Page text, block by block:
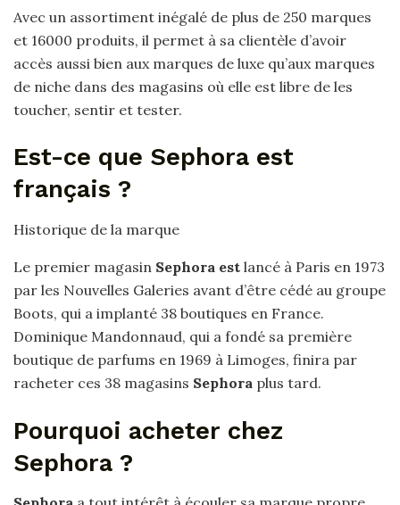
Avec un assortiment inégalé de plus de 250 marques
et 16000 produits, il permet à sa clientèle d’avoir
accès aussi bien aux marques de luxe qu’aux marques
de niche dans des magasins où elle est libre de les
toucher, sentir et tester.
Est-ce que Sephora est
français ?
Historique de la marque
Le premier magasin Sephora est lancé à Paris en 1973
par les Nouvelles Galeries avant d’être cédé au groupe
Boots, qui a implanté 38 boutiques en France.
Dominique Mandonnaud, qui a fondé sa première
boutique de parfums en 1969 à Limoges, finira par
racheter ces 38 magasins Sephora plus tard.
Pourquoi acheter chez
Sephora ?